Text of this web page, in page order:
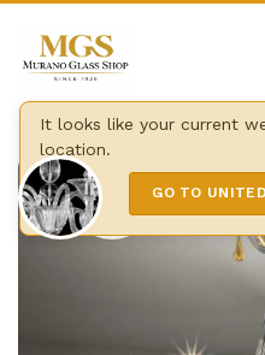
It looks like your current
location.
GO TO
Home / Lampadari /
12 Lights